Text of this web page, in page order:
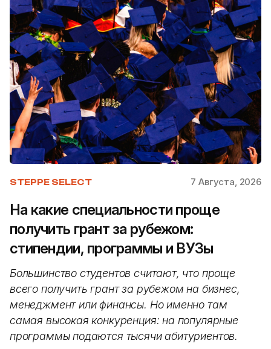
STEPPE SELECT 7 Августа, 2026
На какие специальности проще
получить грант за рубежом:
стипендии, программы и ВУЗы
Большинство студентов считают, что проще
всего получить грант за рубежом на бизнес,
менеджмент или финансы. Но именно там
самая высокая конкуренция: на популярные
программы подаются тысячи абитуриентов.